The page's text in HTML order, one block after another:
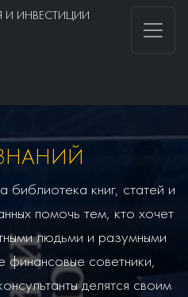
И ИНВЕСТИЦИИ
книг, статей и
помочь тем, кто хочет
людьми и разумными
финансовые советники,
делятся своим